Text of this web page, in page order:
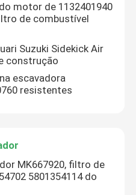
motor de 1132401940
de combustível
Suzuki Sidekick Air
construção
escavadora
resistentes
MK667920, filtro de
5801354114 do